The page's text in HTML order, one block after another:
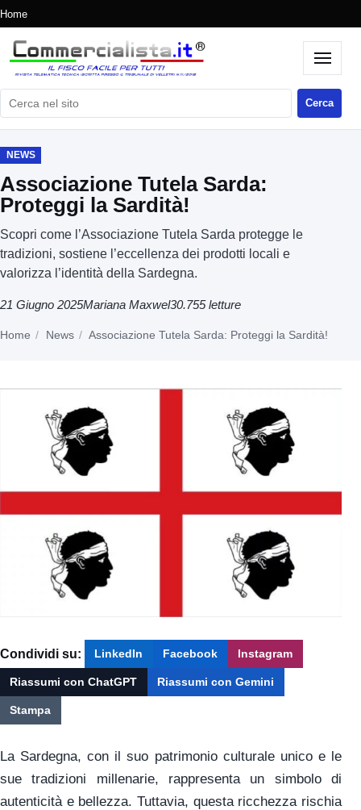
Home
Cerca nel sito Cerca
NEWS
Associazione Tutela Sarda:
Proteggi la Sardità!
Scopri come l’Associazione Tutela Sarda protegge le
tradizioni, sostiene l’eccellenza dei prodotti locali e
valorizza l’identità della Sardegna.
21 Giugno 2025Mariana Maxwel30.755 letture
Home News Associazione Tutela Sarda: Proteggi la Sardità!
Condividi su: LinkedIn Facebook Instagram
Riassumi con ChatGPT Riassumi con Gemini
Stampa
La Sardegna, con il suo patrimonio culturale unico e le
sue tradizioni millenarie, rappresenta un simbolo di
autenticità e bellezza. Tuttavia, questa ricchezza rischia